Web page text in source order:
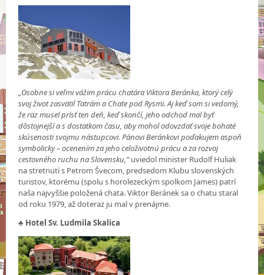
„Osobne si veľmi vážim prácu chatára Viktora Beránka, ktorý celý
svoj život zasvätil Tatrám a Chate pod Rysmi. Aj keď som si vedomý,
že raz musel prísť ten deň, keď skončí, jeho odchod mal byť
dôstojnejší a s dostatkom času, aby mohol odovzdať svoje bohaté
skúsenosti svojmu nástupcovi. Pánovi Beránkovi poďakujem aspoň
symbolicky – ocenením za jeho celoživotnú prácu a za rozvoj
cestovného ruchu na Slovensku,“uviedol minister Rudolf Huliak
na stretnutí s Petrom Švecom, predsedom Klubu slovenských
turistov, ktorému (spolu s horolezeckým spolkom James) patrí
naša najvyššie položená chata. Viktor Beránek sa o chatu staral
od roku 1979, až doteraz ju mal v prenájme.
♣ Hotel Sv. Ludmila Skalica